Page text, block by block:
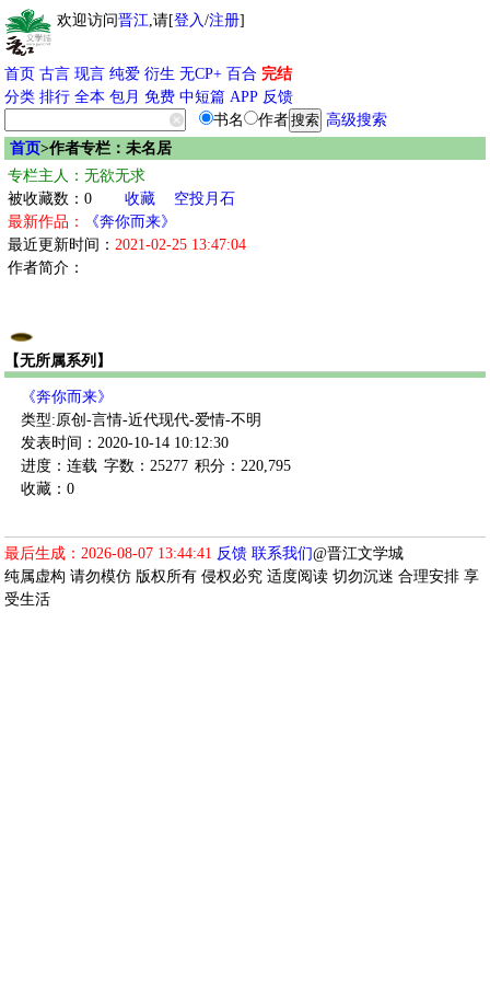
欢迎访问晋江,请[登入/注册]
首页 古言 现言 纯爱 衍生 无CP+ 百合 完结
分类 排行 全本 包月 免费 中短篇 APP 反馈
书名
作者
高级搜索
首页>作者专栏：未名居
专栏主人：无欲无求
被收藏数：0
收藏
空投月石
最新作品：
《奔你而来》
最近更新时间： 2021-02-25 13:47:04
作者简介：
【无所属系列】
《奔你而来》
类型:原创-言情-近代现代-爱情-不明
发表时间：2020-10-14 10:12:30
进度：连载 字数：25277 积分：220,795
收藏：0
最后生成：2026-08-07 13:44:41 反馈 联系我们@晋江文学城
纯属虚构 请勿模仿 版权所有 侵权必究 适度阅读 切勿沉迷 合理安排 享
受生活